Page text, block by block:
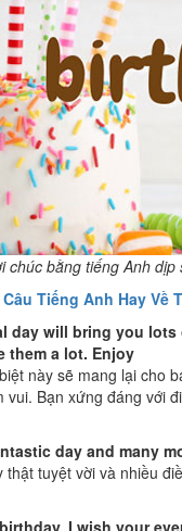
chúc bằng tiếng Anh dịp
Tiếng Anh Hay Về
day will bring you
them a lot. Enjoy
này sẽ mang lại cho
vui. Bạn xứng đáng với
day and many
thật tuyệt vời và nhiều
I wish your